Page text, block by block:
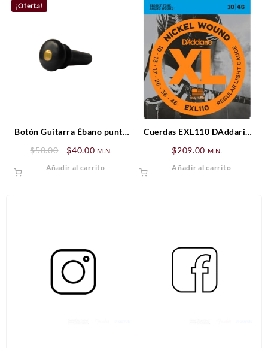
¡Oferta!
Botón Guitarra Ébano punto
$50.00
Original
$40.00Current
M.N.
Añadir al carrito
Cuerdas EXL110 DAddario
$209.00 M.N.
Añadir al carrito